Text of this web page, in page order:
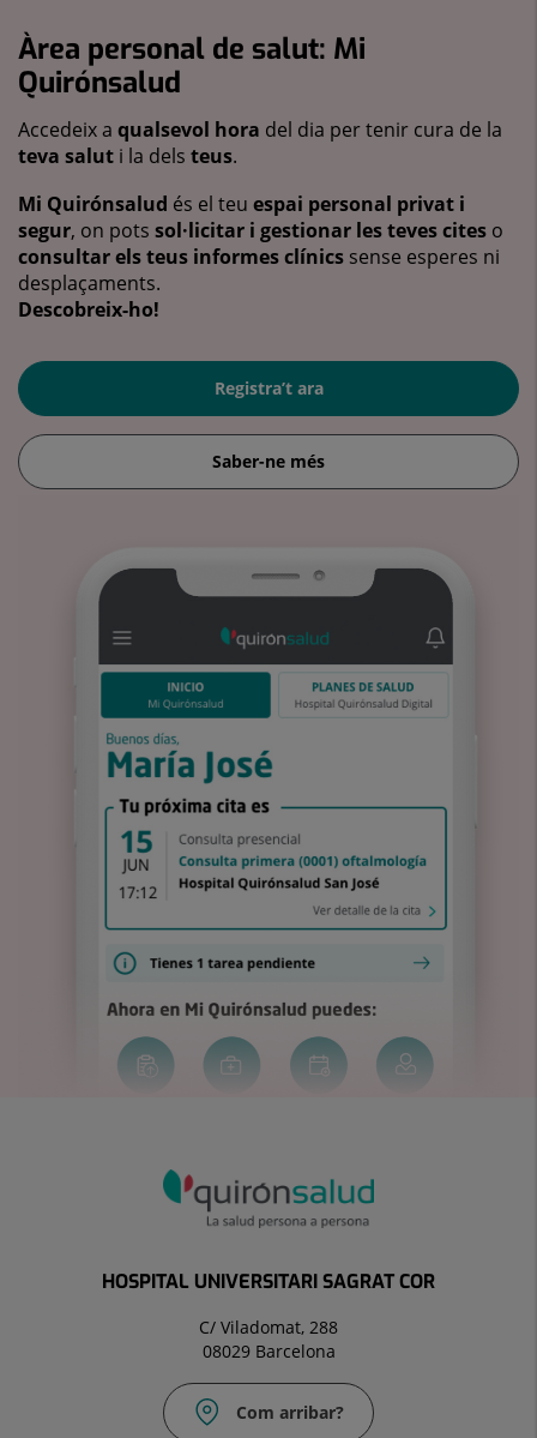
Àrea personal de salut: Mi
Quirónsalud
Accedeix a qualsevol hora del dia per tenir cura de la
teva salut i la dels teus.
Mi Quirónsalud és el teu espai personal privat i
segur, on pots sol·licitar i gestionar les teves cites o
consultar els teus informes clínics sense esperes ni
desplaçaments.
Descobreix-ho!
Registra’t ara
Saber-ne més
HOSPITAL UNIVERSITARI SAGRAT COR
C/ Viladomat, 288
08029 Barcelona
Com arribar?